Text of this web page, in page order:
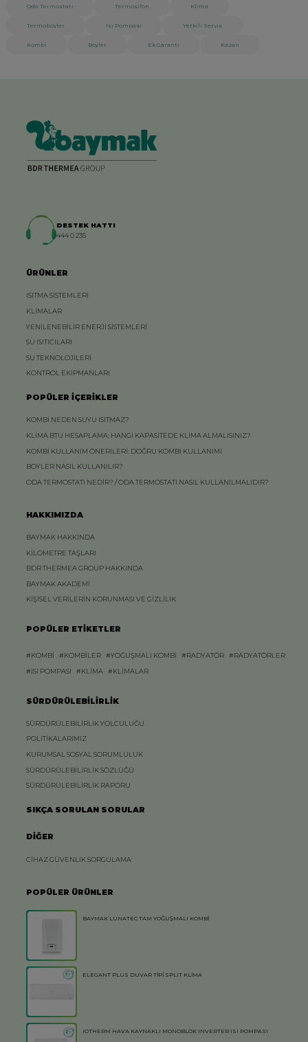
Oda Termostatı Termosifon Klima
Termoboyler Isı Pompası Yetkili Servis
Kombi Boyler Ek Garanti Kazan
DESTEK HATTI
444 0 235
ÜRÜNLER
ISITMA SİSTEMLERİ
KLİMALAR
YENİLENEBİLİR ENERJİ SİSTEMLERİ
SU ISITICILARI
SU TEKNOLOJİLERİ
KONTROL EKİPMANLARI
POPÜLER İÇERİKLER
KOMBİ NEDEN SUYU ISITMAZ?
KLİMA BTU HESAPLAMA: HANGİ KAPASİTEDE KLİMA ALMALISINIZ?
KOMBİ KULLANIM ÖNERİLERİ: DOĞRU KOMBİ KULLANIMI
BOYLER NASIL KULLANILIR?
ODA TERMOSTATI NEDİR? / ODA TERMOSTATI NASIL KULLANILMALIDIR?
HAKKIMIZDA
BAYMAK HAKKINDA
KİLOMETRE TAŞLARI
BDR THERMEA GROUP HAKKINDA
BAYMAK AKADEMİ
KİŞİSEL VERİLERİN KORUNMASI VE GİZLİLİK
POPÜLER ETİKETLER
#KOMBİ #KOMBİLER #YOĞUŞMALI KOMBİ #RADYATÖR #RADYATÖRLER
#ISI POMPASI #KLİMA #KLİMALAR
SÜRDÜRÜLEBİLİRLİK
SÜRDÜRÜLEBİLİRLİK YOLCULUĞU
POLİTİKALARIMIZ
KURUMSAL SOSYAL SORUMLULUK
SÜRDÜRÜLEBİLİRLİK SÖZLÜĞÜ
SÜRDÜRÜLEBİLİRLİK RAPORU
SIKÇA SORULAN SORULAR
DİĞER
CİHAZ GÜVENLİK SORGULAMA
POPÜLER ÜRÜNLER
BAYMAK LUNATEC TAM YOĞUŞMALI KOMBİ
ELEGANT PLUS DUVAR TİPİ SPLIT KLİMA
IOTHERM HAVA KAYNAKLI MONOBLOK INVERTER ISI POMPASI